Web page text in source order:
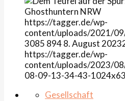
https://tagger.de/wp-
content/uploads/2021/
3085 8948. August 2023
https://tagger.de/wp-
content/uploads/2023/
08-09-13-34-43-
Gesellschaft